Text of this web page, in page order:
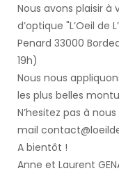
Nous avons plaisir
d’optique "L’Oeil de
Penard 33000
19h)
Nous nous
les plus belles
N’hesitez pas à
mail
A bientôt !
Anne et Laurent